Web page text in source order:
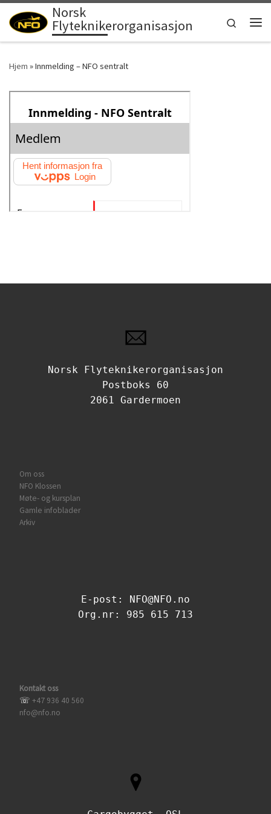
Skip to content
Norsk
Flyteknikerorganisasjon
Search
Hjem »Innmelding – NFO sentralt
Norsk Flyteknikerorganisasjon
Postboks 60
2061 Gardermoen
Om oss
NFO Klossen
Møte- og kursplan
Gamle infoblader
Arkiv
E-post: NFO@NFO.no
Org.nr: 985 615 713
Kontakt oss
☏ +47 936 40 560
nfo@nfo.no